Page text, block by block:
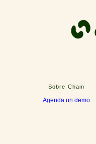
Sobre Chain
Agenda un demo